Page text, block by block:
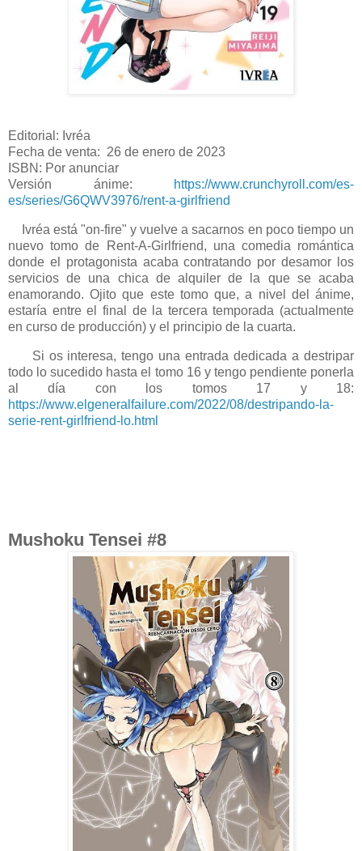
Editorial: Ivréa
Fecha de venta: 26 de enero de 2023
ISBN: Por anunciar
Versión ánime:
https://www.crunchyroll.com/es-
es/series/G6QWV3976/rent-a-girlfriend
Ivréa está "on-fire" y vuelve a sacarnos en poco tiempo un
nuevo tomo de Rent-A-Girlfriend, una comedia romántica
donde el protagonista acaba contratando por desamor los
servicios de una chica de alquiler de la que se acaba
enamorando. Ojito que este tomo que, a nivel del ánime,
estaría entre el final de la tercera temporada (actualmente
en curso de producción) y el principio de la cuarta.
Si os interesa, tengo una entrada dedicada a destripar
todo lo sucedido hasta el tomo 16 y tengo pendiente ponerla
al día con los tomos 17 y 18:
https://www.elgeneralfailure.com/2022/08/destripando-la-
serie-rent-girlfriend-lo.html
Mushoku Tensei #8